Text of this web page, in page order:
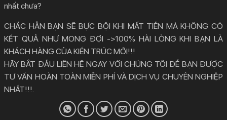
nhất chưa?
CHẮC HẲN BẠN SẼ BỰC BỘI KHI MẤT TIỀN MÀ KHÔNG CÓ
KẾT QUẢ NHƯ MONG ĐỢI ->100% HÀI LÒNG KHI BẠN LÀ
KHÁCH HÀNG CỦA KIẾN TRÚC MỚI!!!
HÃY BẮT ĐẦU LIÊN HỆ NGAY VỚI CHÚNG TÔI ĐỂ BẠN ĐƯỢC
TƯ VẤN HOÀN TOÀN MIỄN PHÍ VÀ DỊCH VỤ CHUYÊN NGHIỆP
NHẤT!!!.